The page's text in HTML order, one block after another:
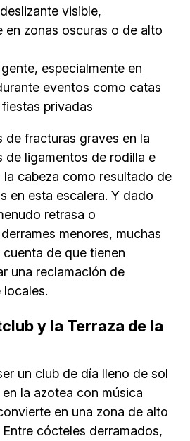
visible,
en zonas oscuras o de alto
especialmente en
eventos como catas
privadas
de fracturas graves en la
de ligamentos de rodilla e
la cabeza como resultado de
en esta escalera. Y dado
retrasa o
menores, muchas
de que tienen
una reclamación de
locales.
y la Terraza de la
un club de día lleno de sol
la azotea con música
en una zona de alto
cócteles derramados,